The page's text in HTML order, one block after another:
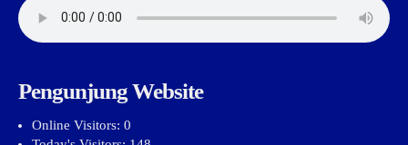
Pengunjung Website
Online Visitors: 0